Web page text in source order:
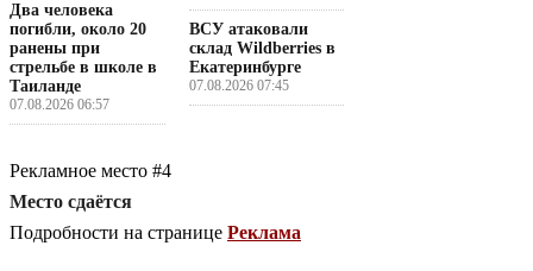
Два человека
погибли, около 20
ранены при
стрельбе в школе в
Таиланде
07.08.2026 06:57
ВСУ атаковали
склад Wildberries в
Екатеринбурге
07.08.2026 07:45
Рекламное место #4
Место сдаётся
Подробности на странице Реклама